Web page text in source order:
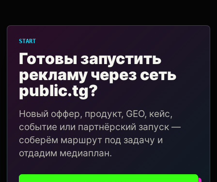
START
Готовы запустить
рекламу через сеть
public.tg?
Новый оффер, продукт, GEO, кейс,
событие или партнёрский запуск —
соберём маршрут под задачу и
отдадим медиаплан.